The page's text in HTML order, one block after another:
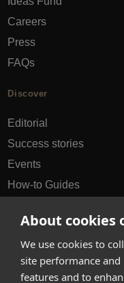
About cookies
We use cookies to
site performance
features and to
Careers
Press
FAQs
Discover
Editorial
Success stories
Events
How-to Guides
hello@appearhere.co.uk